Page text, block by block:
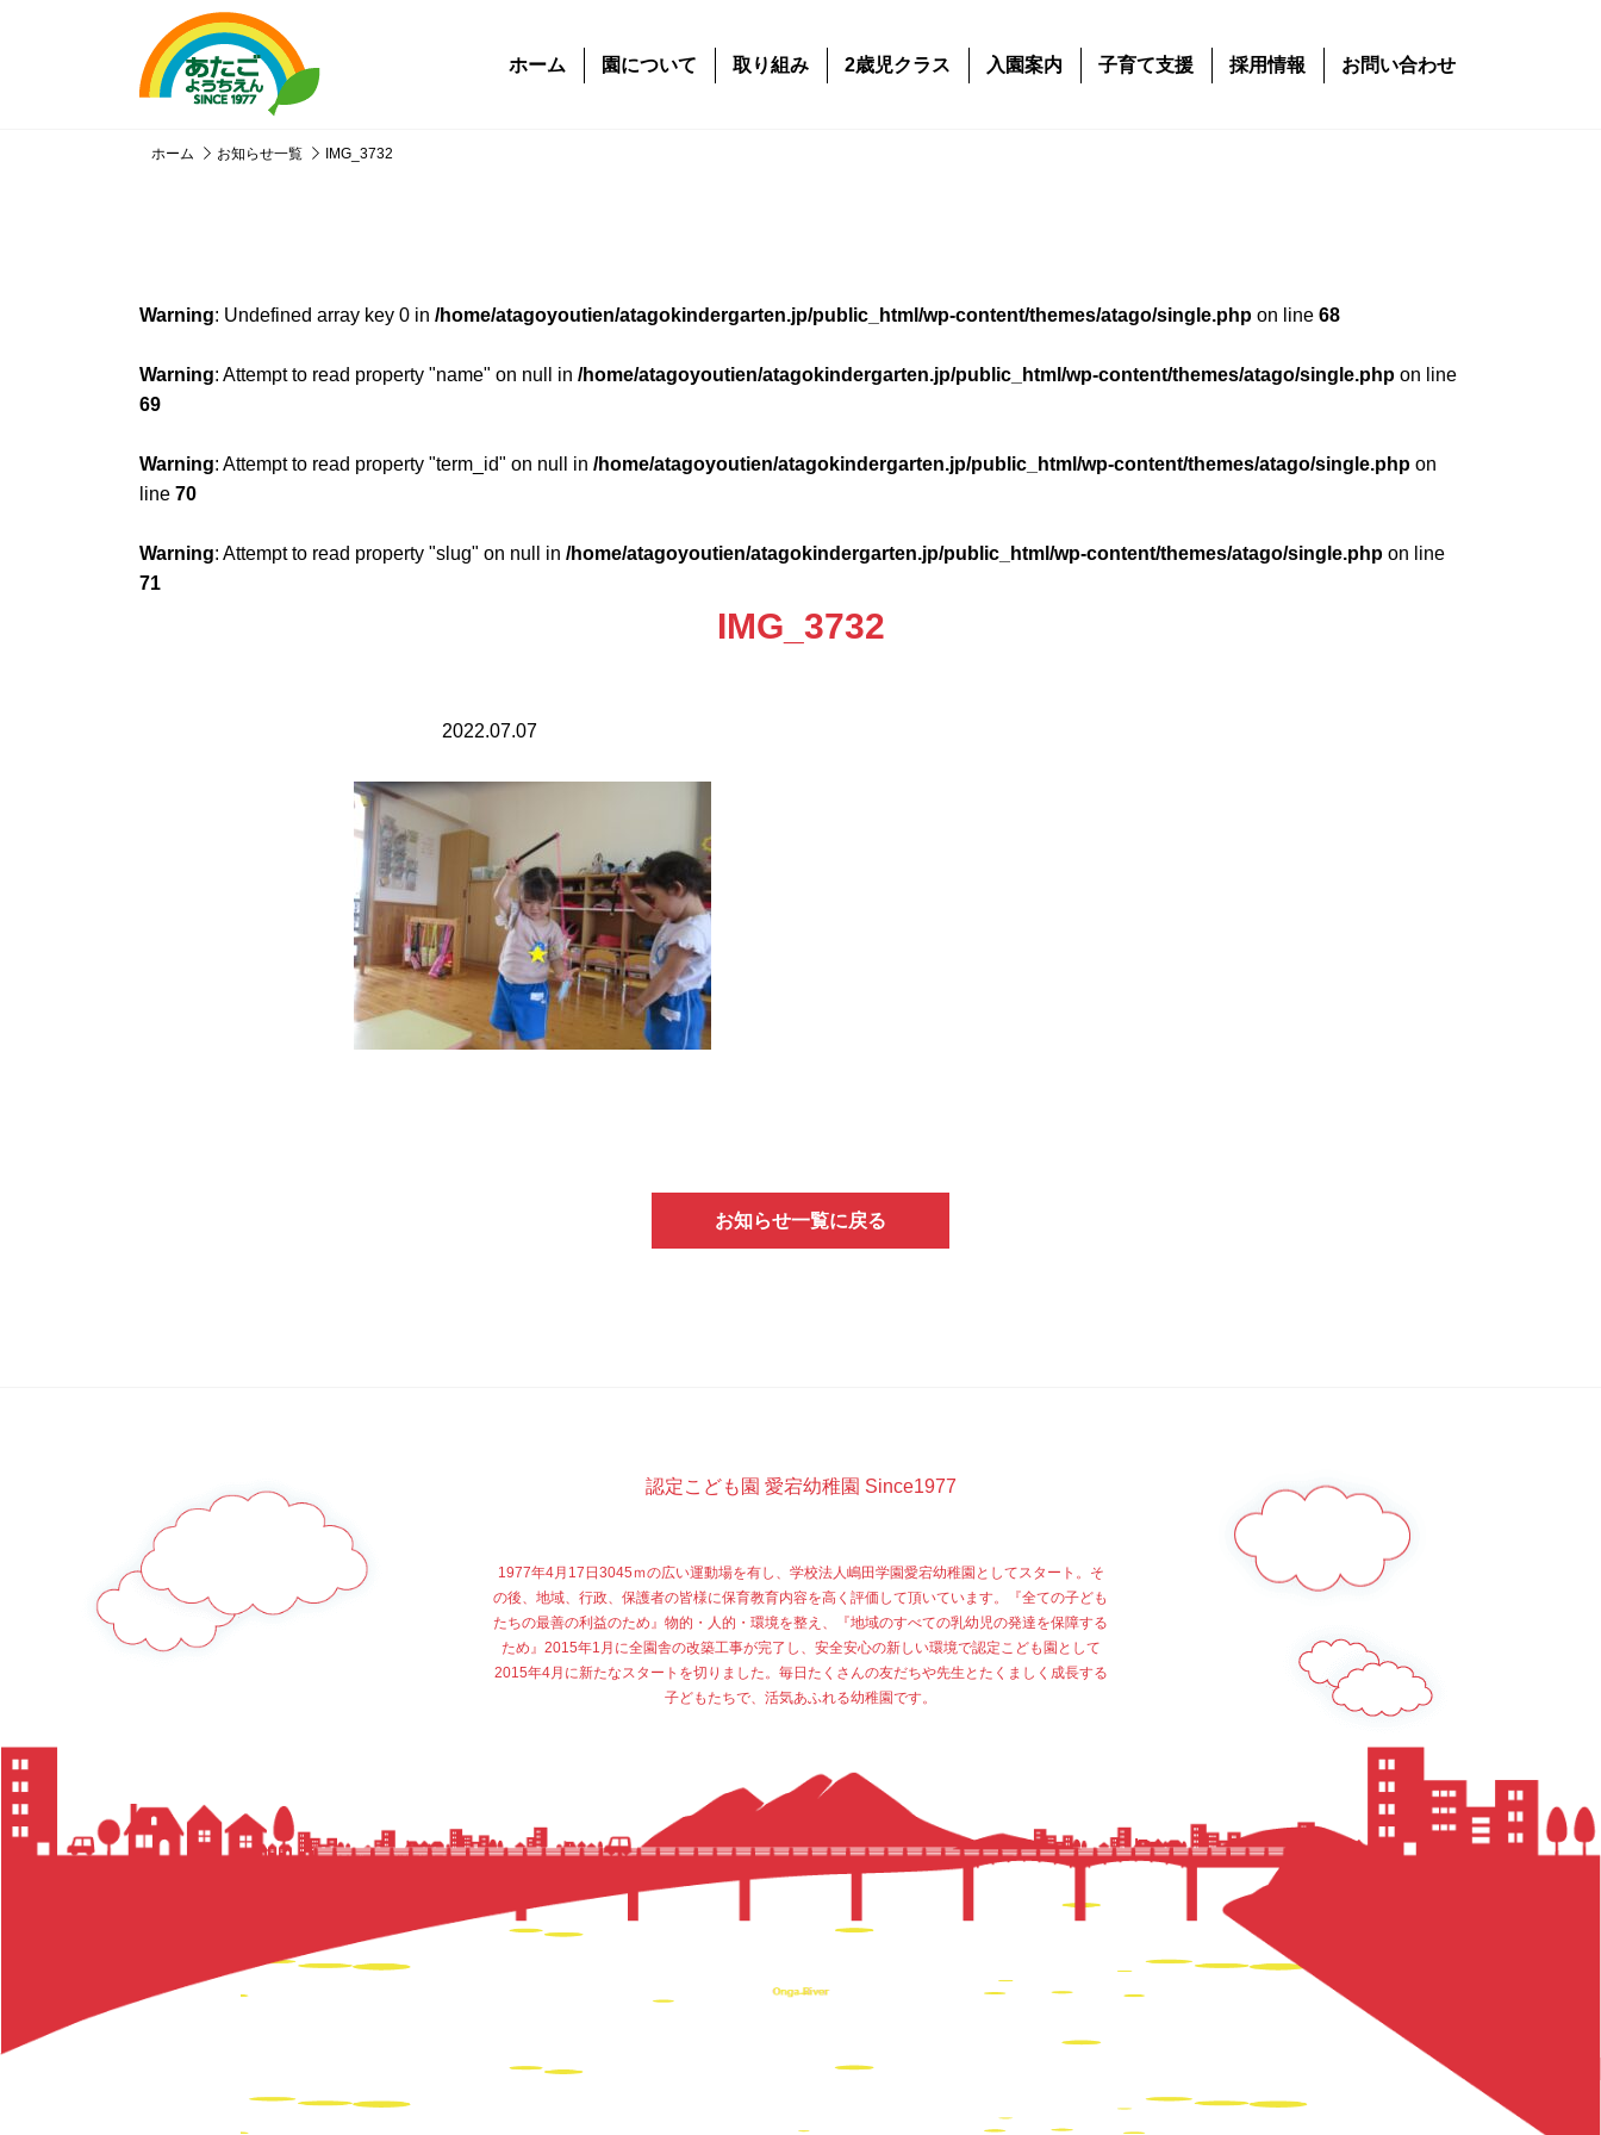
ホーム 園について 取り組み 2歳児クラス 入園案内 子育て支援 採用情報 お問い合わせ
ホーム お知らせ一覧 IMG_3732
Warning: Undefined array key 0 in /home/atagoyoutien/atagokindergarten.jp/public_html/wp-content/themes/atago/single.php on line 68
Warning: Attempt to read property "name" on null in /home/atagoyoutien/atagokindergarten.jp/public_html/wp-content/themes/atago/single.php on line
69
Warning: Attempt to read property "term_id" on null in /home/atagoyoutien/atagokindergarten.jp/public_html/wp-content/themes/atago/single.php on
line 70
Warning: Attempt to read property "slug" on null in /home/atagoyoutien/atagokindergarten.jp/public_html/wp-content/themes/atago/single.php on line
71
IMG_3732
2022.07.07
お知らせ一覧に戻る
認定こども園 愛宕幼稚園 Since1977
1977年4月17日3045ｍの広い運動場を有し、学校法人嶋田学園愛宕幼稚園としてスタート。そ
の後、地域、行政、保護者の皆様に保育教育内容を高く評価して頂いています。『全ての子ども
たちの最善の利益のため』物的・人的・環境を整え、『地域のすべての乳幼児の発達を保障する
ため』2015年1月に全園舎の改築工事が完了し、安全安心の新しい環境で認定こども園として
2015年4月に新たなスタートを切りました。毎日たくさんの友だちや先生とたくましく成長する
子どもたちで、活気あふれる幼稚園です。